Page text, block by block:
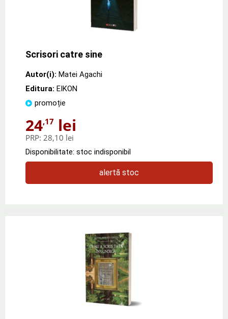
Scrisori catre sine
Autor(i): Matei Agachi
Editura: EIKON
promoție
24,17 lei
PRP: 28,10 lei
Disponibilitate: stoc indisponibil
alertă stoc